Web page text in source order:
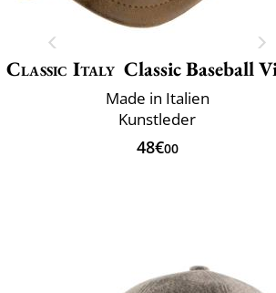
Classic Italy Classic Baseball
Made in Italien
Kunstleder
48€00